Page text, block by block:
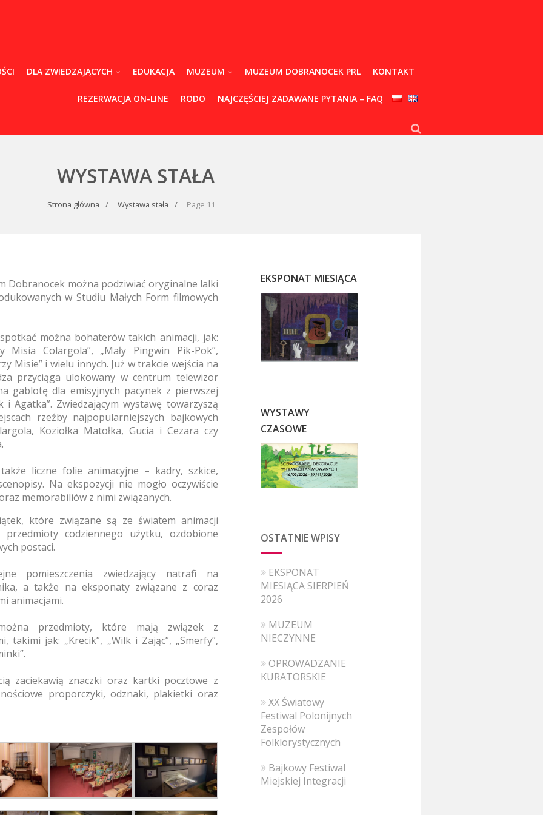
DLA ZWIEDZAJĄCYCH EDUKACJA MUZEUM MUZEUM DOBRANOCEK PRL KONTAKT
REZERWACJA ON-LINE RODO NAJCZĘŚCIEJ ZADAWANE PYTANIA – FAQ
WYSTAWA STAŁA
Strona główna Wystawa stała Page 11
Dobranocek można podziwiać oryginalne lalki
w Studiu Małych Form filmowych
można bohaterów takich animacji, jak:
Misia Colargola”, „Mały Pingwin Pik-Pok”,
Misie” i wielu innych. Już w trakcie wejścia na
przyciąga ulokowany w centrum telewizor
gablotę dla emisyjnych pacynek z pierwszej
i Agatka”. Zwiedzającym wystawę towarzyszą
rzeźby najpopularniejszych bajkowych
Koziołka Matołka, Gucia i Cezara czy
liczne folie animacyjne – kadry, szkice,
Na ekspozycji nie mogło oczywiście
memorabiliów z nimi związanych.
które związane są ze światem animacji
codziennego użytku, ozdobione
postaci.
pomieszczenia zwiedzający natrafi na
a także na eksponaty związane z coraz
animacjami.
przedmioty, które mają związek z
takimi jak: „Krecik”, „Wilk i Zając”, „Smerfy”,
zaciekawią znaczki oraz kartki pocztowe z
proporczyki, odznaki, plakietki oraz
EKSPONAT MIESIĄCA
WYSTAWY
CZASOWE
OSTATNIE WPISY
EKSPONAT
MIESIĄCA SIERPIEŃ
2026
MUZEUM
NIECZYNNE
OPROWADZANIE
KURATORSKIE
XX Światowy
Festiwal Polonijnych
Zespołów
Folklorystycznych
Bajkowy Festiwal
Miejskiej Integracji